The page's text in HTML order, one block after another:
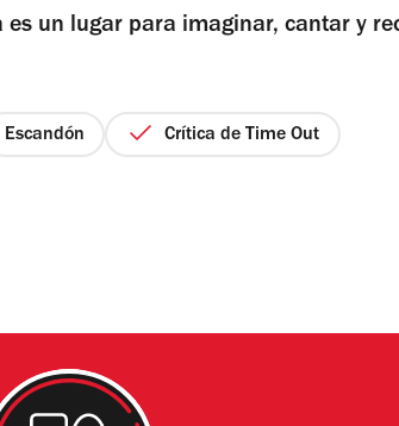
es un lugar para imaginar, cantar y
Escandón Crítica de Time Out